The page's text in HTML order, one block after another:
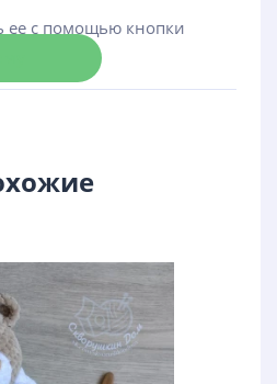
ее с помощью кнопки